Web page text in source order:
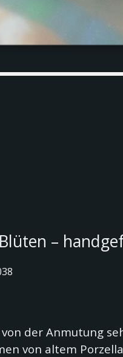
–
von der Anmutung
von altem